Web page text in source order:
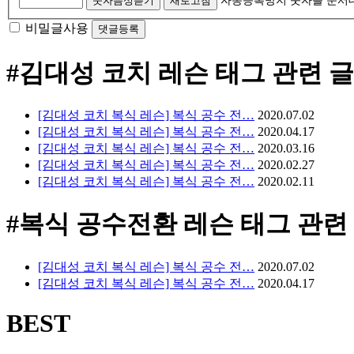
비밀글사용
#김대성 코치 레슨 태그 관련 글
[김대성 코치 복식 레슨] 복식 공수 전… 2020.07.02
[김대성 코치 복식 레슨] 복식 공수 전… 2020.04.17
[김대성 코치 복식 레슨] 복식 공수 전… 2020.03.16
[김대성 코치 복식 레슨] 복식 공수 전… 2020.02.27
[김대성 코치 복식 레슨] 복식 공수 전… 2020.02.11
#복식 공수전환 레슨 태그 관련
[김대성 코치 복식 레슨] 복식 공수 전… 2020.07.02
[김대성 코치 복식 레슨] 복식 공수 전… 2020.04.17
BEST